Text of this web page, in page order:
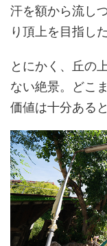
汗を額から流し
り頂上を目指し
とにかく、丘の
ない絶景。どこ
価値は十分ある